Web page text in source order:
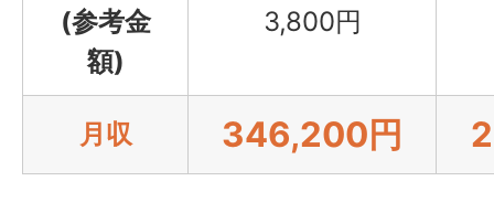
(参考金
額)
3,800円
月収 346,200円